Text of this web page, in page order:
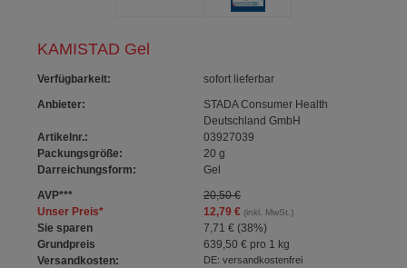
KAMISTAD Gel
Verfügbarkeit:
sofort lieferbar
Anbieter:
STADA Consumer Health
Deutschland GmbH
Artikelnr.:
03927039
Packungsgröße:
20 g
Darreichungsform:
Gel
AVP***
20,50 €
Unser Preis* 12,79 €(inkl. MwSt.)
Sie sparen 7,71 € (38%)
Grundpreis
639,50 €pro 1 kg
Versandkosten:
DE: versandkostenfrei